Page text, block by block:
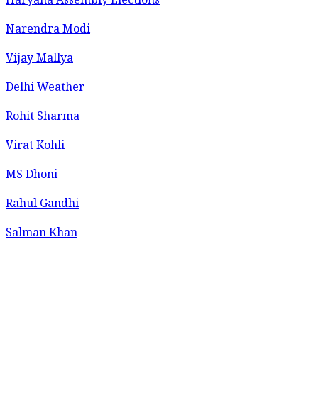
Narendra Modi
Vijay Mallya
Delhi Weather
Rohit Sharma
Virat Kohli
MS Dhoni
Rahul Gandhi
Salman Khan